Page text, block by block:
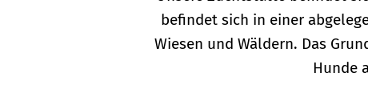
befindet sich in einer
Wiesen und Wäldern. Das
Hunde